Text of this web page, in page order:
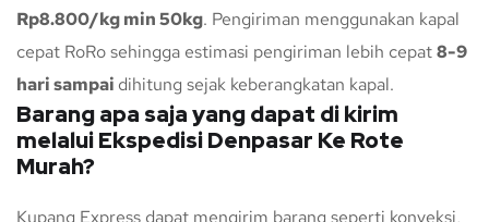
Rp8.800/kg min 50kg. Pengiriman menggunakan kapal
cepat RoRo sehingga estimasi pengiriman lebih cepat8-9
hari sampai dihitung sejak keberangkatan kapal.
Barang apa saja yang dapat di kirim
melalui Ekspedisi Denpasar Ke Rote
Murah?